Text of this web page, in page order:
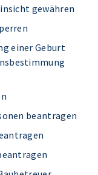
gewähren
einer Geburt
beantragen